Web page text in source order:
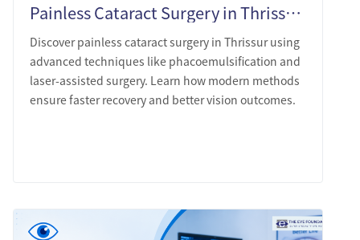
Painless Cataract Surgery in Thrissur: What Modern Technique Actually Looks Like
Discover painless cataract surgery in Thrissur using
advanced techniques like phacoemulsification and
laser-assisted surgery. Learn how modern methods
ensure faster recovery and better vision outcomes.